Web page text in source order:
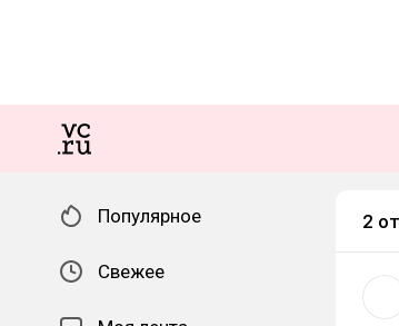
Популярное
Свежее
2